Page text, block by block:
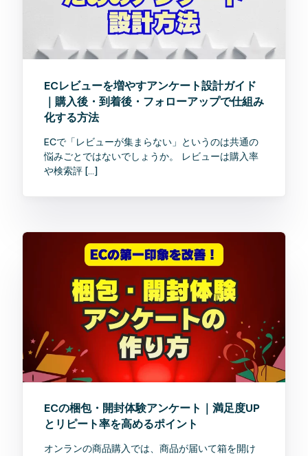
ECレビューを増やすアンケート設計ガイド
｜購入後・到着後・フォローアップで仕組み
化する方法
ECで「レビューが集まらない」というのは共通の
悩みごとではないでしょうか。 レビューは購入率
や検索評 […]
ECの梱包・開封体験アンケート｜満足度UP
とリピート率を高めるポイント
オンランの商品購入では、商品が届いて箱を開け